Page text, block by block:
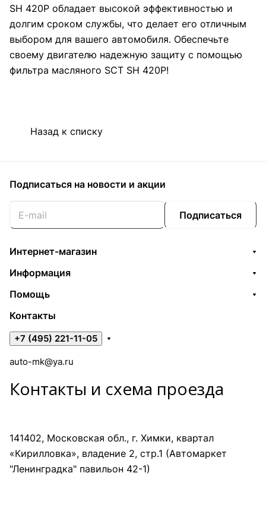
SH 420P обладает высокой эффективностью и
долгим сроком службы, что делает его отличным
выбором для вашего автомобиля. Обеспечьте
своему двигателю надежную защиту с помощью
фильтра масляного SCT SH 420P!
Назад к списку
Подписаться на новости и акции
Подписаться
Интернет-магазин
Информация
Помощь
Контакты
+7 (495) 221-11-05
auto-mk@ya.ru
Контакты и схема проезда
141402, Московская обл., г. Химки, квартал
«Кирилловка», владение 2, стр.1 (Автомаркет
"Ленинградка" павильон 42-1)